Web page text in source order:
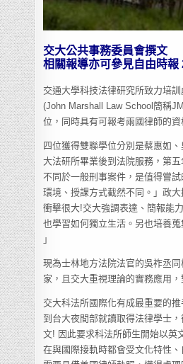
交大公共事務委員會撰文
相關報導亦可參見自由時報
交通大學科技法律研究所致力培
(John Marshall Law School簡稱
位，同時具有可報考兩國律師的
四位獲得雙聯學位分別是蔡惠如
大法研所畢業後到法院服務，第
不同於一般刑事案件，是值得嘗
環境、授課方式截然不同。」政
衝擊很大!交大強調表達、簡報能
也學習如何獨立生活。另也培養
」
現為士林地方法院法官的吳祚丞
家，且交大重視理論的實務應用，
交大科法所國際化有成最重要的
到台大夜間部就讀取得法律學士
文! 因此要求科法所師生開始以英
在與國際接軌時都會受文化特性